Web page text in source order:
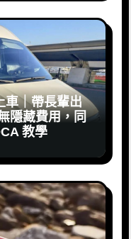
車｜帶長輩出
隱藏費用，同
教學